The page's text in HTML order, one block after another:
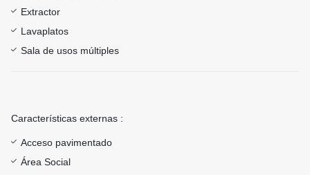
Extractor
Lavaplatos
Sala de usos múltiples
Características externas :
Acceso pavimentado
Área Social